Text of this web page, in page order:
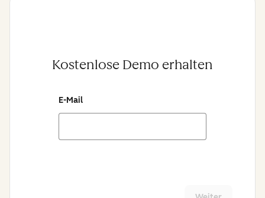
Kostenlose Demo erhalten
E-Mail